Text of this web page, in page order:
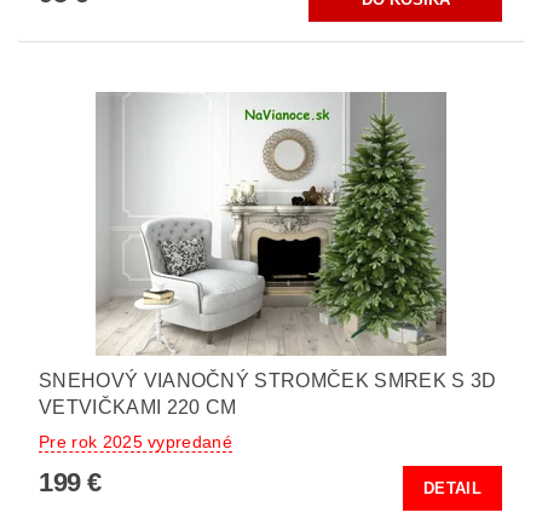
SNEHOVÝ VIANOČNÝ STROMČEK SMREK S 3D
VETVIČKAMI 220 CM
Pre rok 2025 vypredané
199 € DETAIL